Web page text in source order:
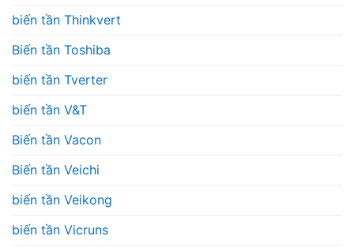
biến tần Thinkvert
Biến tần Toshiba
biến tần Tverter
biến tần V&T
Biến tần Vacon
Biến tần Veichi
biến tần Veikong
biến tần Vicruns